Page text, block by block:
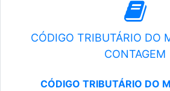
CÓDIGO TRIBUTÁRIO DO
CONTAGEM
CÓDIGO TRIBUTÁRIO DO